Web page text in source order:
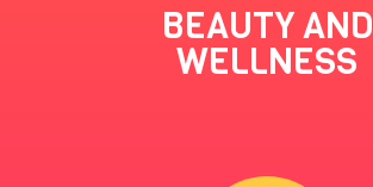
BEAUTY AND
WELLNESS